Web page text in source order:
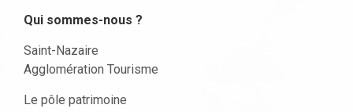
Qui sommes-nous ?
Saint-Nazaire
Agglomération Tourisme
Le pôle patrimoine